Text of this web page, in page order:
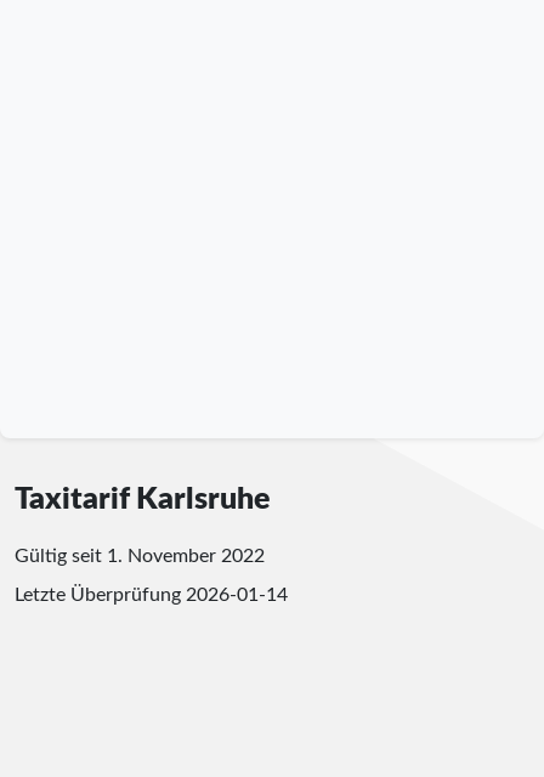
Taxitarif Karlsruhe
Gültig seit 1. November 2022
Letzte Überprüfung 2026-01-14